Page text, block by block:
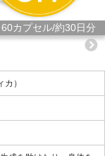
カプセル/約30日分
）